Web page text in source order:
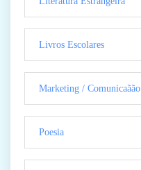
Livros Escolares
Marketing / Comunicaãão
Poesia